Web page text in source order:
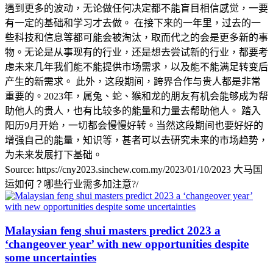
遇到更多的波动，无论做任何决定都不能盲目相信感觉，一要
有一定的基础和学习才去做。 在接下来的一年里，过去的一
些科技和信息等都可能会被淘汰，取而代之的会是更多新的事
物。无论是从事现有的行业，还是想去尝试新的行业，都要考
虑未来几年我们能不能提供市场需求，以及能不能满足转变后
产生的新需求。 此外，这段期间，跨界合作与贵人都是非常
重要的。2023年，属兔、蛇、猴和龙的朋友有机会能够成为帮
助他人的贵人，也有比较多的能量和力量去帮助他人。 踏入
阳历9月开始，一切都会慢慢好转。当然这段期间也要好好的
增强自己的能量，知识等，甚者可以去研究未来的市场趋势，
为未来发展打下基础。
Source: https://cny2023.sinchew.com.my/2023/01/10/2023 大马国
运如何？哪些行业需多加注意?/
Malaysian feng shui masters predict 2023 a
‘changeover year’ with new opportunities despite
some uncertainties